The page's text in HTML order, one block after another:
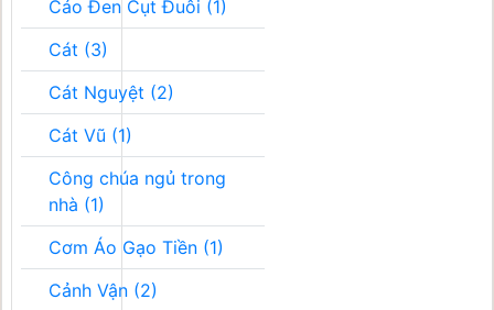
Cáo Đen Cụt Đuôi (1)
Cát (3)
Cát Nguyệt (2)
Cát Vũ (1)
Công chúa ngủ trong
nhà (1)
Cơm Áo Gạo Tiền (1)
Cảnh Vận (2)